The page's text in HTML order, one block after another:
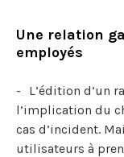
Une relation
employés
L’édition d’un
l’implication du
cas d’incident.
utilisateurs à